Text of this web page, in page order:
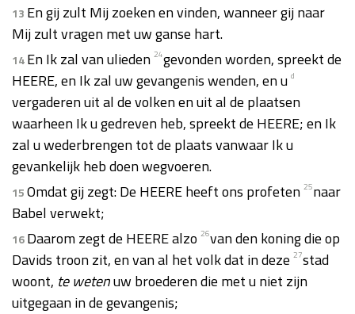
13 En gij zult Mij zoeken en vinden, wanneer gij naar
Mij zult vragen met uw ganse hart.
14En Ik zal van ulieden 24gevonden worden, spreekt de
HEERE, en Ik zal uw gevangenis wenden, en u d
vergaderen uit al de volken en uit al de plaatsen
waarheen Ik u gedreven heb, spreekt de HEERE; en Ik
zal u wederbrengen tot de plaats vanwaar Ik u
gevankelijk heb doen wegvoeren.
15Omdat gij zegt: De HEERE heeft ons profeten 25naar
Babel verwekt;
16Daarom zegt de HEERE alzo 26van den koning die op
Davids troon zit, en van al het volk dat in deze 27stad
woont, te wetenuw broederen die met u niet zijn
uitgegaan in de gevangenis;